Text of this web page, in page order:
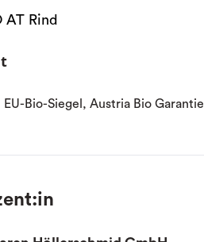
AT Rind
EU-Bio-Siegel, Austria Bio Garantie